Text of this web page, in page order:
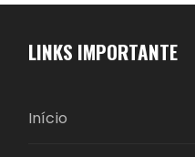
LINKS IMPORTANTE
Início